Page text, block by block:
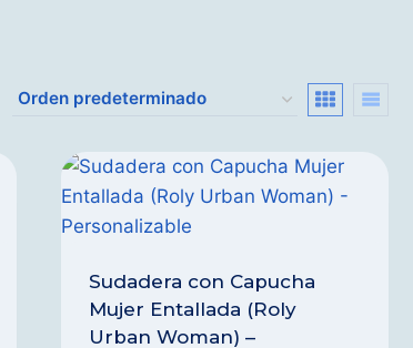
Sudadera con Capucha
Mujer Entallada (Roly
Urban Woman) –